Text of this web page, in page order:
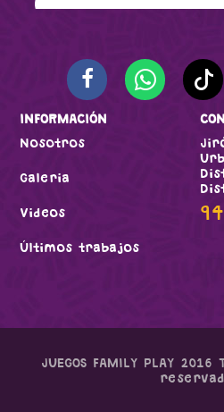
INFORMACIÓN
Nosotros
Galeria
Videos
Últimos trabajos
JUEGOS FAMILY PLAY